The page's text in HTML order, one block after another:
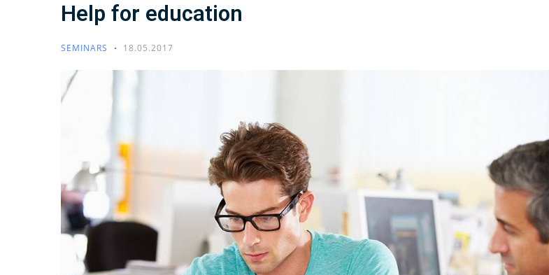
Help for education
SEMINARS 18.05.2017